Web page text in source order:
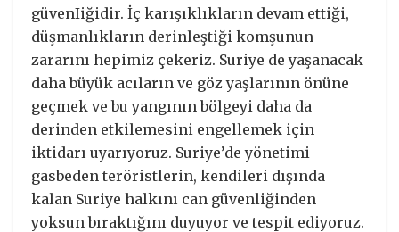
güvenIiğidir. İç karışıklıkların devam ettiği,
düşmanlıkların derinleştiği komşunun
zararını hepimiz çekeriz. Suriye de yaşanacak
daha büyük acıların ve göz yaşlarının önüne
geçmek ve bu yangının bölgeyi daha da
derinden etkilemesini engellemek için
iktidarı uyarıyoruz. Suriye’de yönetimi
gasbeden teröristlerin, kendileri dışında
kalan Suriye halkını can güvenliğinden
yoksun bıraktığını duyuyor ve tespit ediyoruz.